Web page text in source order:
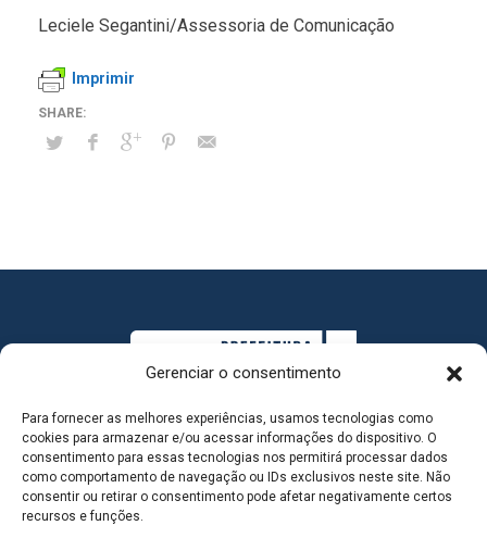
Gerenciar o consentimento
Para fornecer as melhores experiências, usamos tecnologias como
cookies para armazenar e/ou acessar informações do dispositivo. O
consentimento para essas tecnologias nos permitirá processar dados
como comportamento de navegação ou IDs exclusivos neste site. Não
consentir ou retirar o consentimento pode afetar negativamente certos
recursos e funções.
Leciele Segantini/Assessoria de Comunicação
Imprimir
MAPA DO SITE